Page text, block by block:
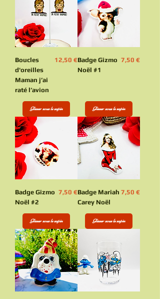
Boucles
d'oreilles
Maman j’ai
raté l’avion
Prix
12,50 €
Glisser sous le sapin
Badge Gizmo
Noël #1
Prix
7,50 €
Glisser sous le sapin
Badge Gizmo
Noël #2
Prix
7,50 €
Glisser sous le sapin
Badge Mariah
Carey Noël
Prix
7,50 €
Glisser sous le sapin